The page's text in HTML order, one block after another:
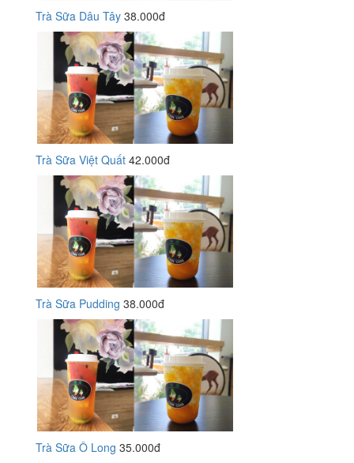
Trà Sữa Dâu Tây 38.000đ
Trà Sữa Việt Quất 42.000đ
Trà Sữa Pudding 38.000đ
Trà Sữa Ô Long 35.000đ